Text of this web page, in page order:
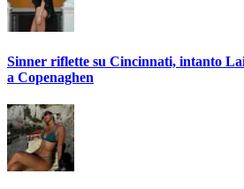
Sinner riflette su Cincinnati, intanto
a Copenaghen